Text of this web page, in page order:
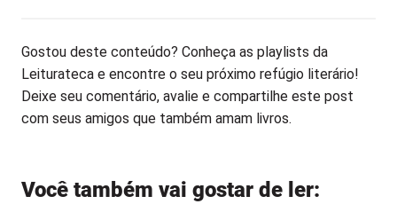
Gostou deste conteúdo? Conheça as playlists da
Leiturateca e encontre o seu próximo refúgio literário!
Deixe seu comentário, avalie e compartilhe este post
com seus amigos que também amam livros.
Você também vai gostar de ler: